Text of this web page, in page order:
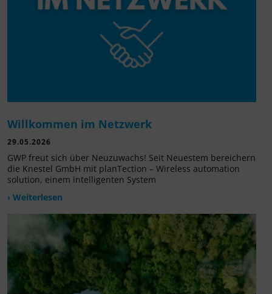
Willkommen im Netzwerk
29.05.2026
GWP freut sich über Neuzuwachs! Seit Neuestem bereichern
die Knestel GmbH mit planTection – Wireless automation
solution, einem intelligenten System
› Weiterlesen